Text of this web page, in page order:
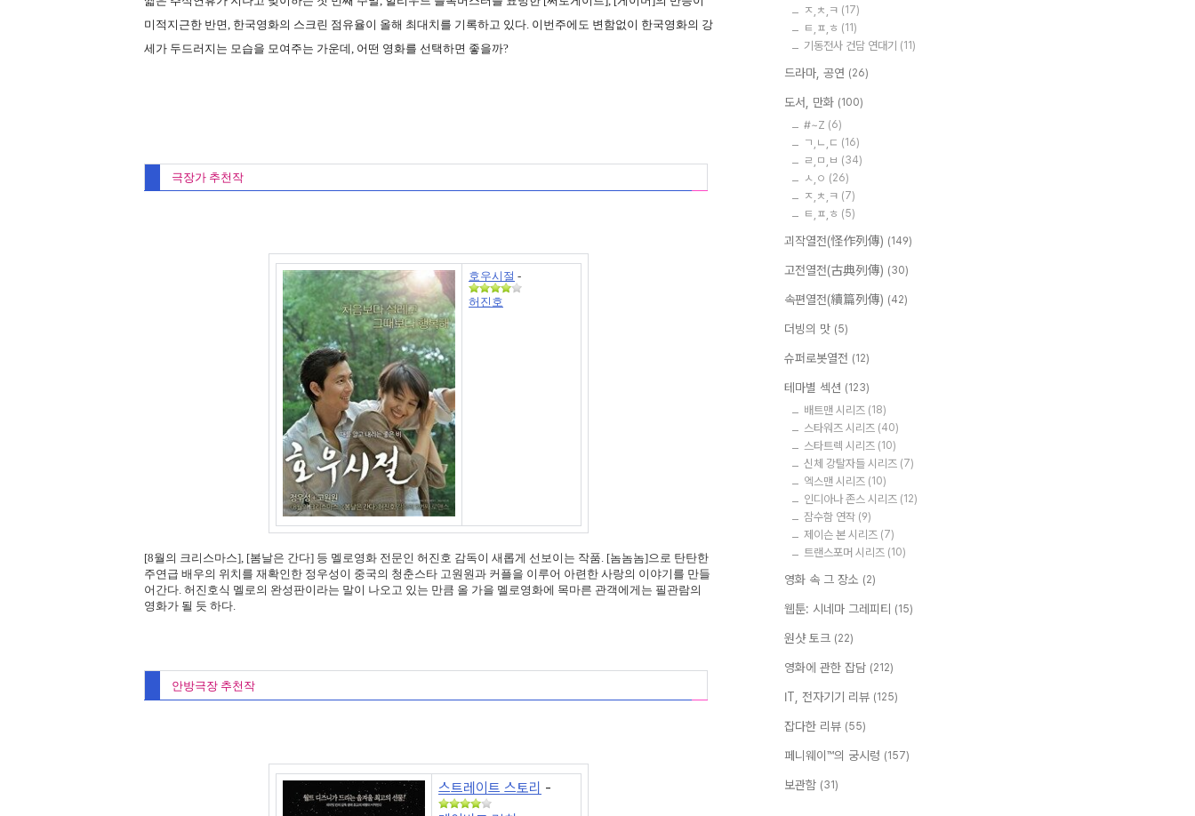
미적지근한 반면, 한국영화의 스크린 점유율이 올해 최대치를 기록하고 있다. 이번주에도 변함없이 한국영화의 강
세가 두드러지는 모습을 모여주는 가운데, 어떤 영화를 선택하면 좋을까?
극장가 추천작
호우시절 -
허진호
[8월의 크리스마스], [봄날은 간다] 등 멜로영화 전문인 허진호 감독이 새롭게 선보이는 작품. [놈놈놈]으로 탄탄한
주연급 배우의 위치를 재확인한 정우성이 중국의 청춘스타 고원원과 커플을 이루어 아련한 사랑의 이야기를 만들
어간다. 허진호식 멜로의 완성판이라는 말이 나오고 있는 만큼 올 가을 멜로영화에 목마른 관객에게는 필관람의
영화가 될 듯 하다.
안방극장 추천작
스트레이트 스토리 -
ㅈ,ㅊ,ㅋ (17)
ㅌ,ㅍ,ㅎ (11)
기동전사 건담 연대기 (11)
드라마, 공연 (26)
도서, 만화 (100)
#~Z (6)
ㄱ,ㄴ,ㄷ (16)
ㄹ,ㅁ,ㅂ (34)
ㅅ,ㅇ (26)
ㅈ,ㅊ,ㅋ (7)
ㅌ,ㅍ,ㅎ (5)
괴작열전(怪作列傳) (149)
고전열전(古典列傳) (30)
속편열전(續篇列傳) (42)
더빙의 맛 (5)
슈퍼로봇열전 (12)
테마별 섹션 (123)
배트맨 시리즈 (18)
스타워즈 시리즈 (40)
스타트렉 시리즈 (10)
신체 강탈자들 시리즈 (7)
엑스맨 시리즈 (10)
인디아나 존스 시리즈 (12)
잠수함 연작 (9)
제이슨 본 시리즈 (7)
트랜스포머 시리즈 (10)
영화 속 그 장소 (2)
웹툰: 시네마 그레피티 (15)
원샷 토크 (22)
영화에 관한 잡담 (212)
IT, 전자기기 리뷰 (125)
잡다한 리뷰 (55)
페니웨이™의 궁시렁 (157)
보관함 (31)